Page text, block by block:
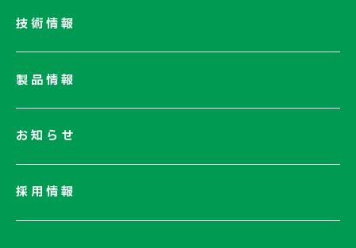
ネットワーク
技術情報
製品情報
お知らせ
採用情報